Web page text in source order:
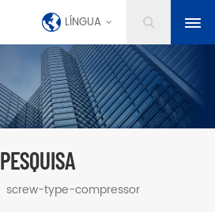
LÍNGUA
PESQUISA
screw-type-compressor